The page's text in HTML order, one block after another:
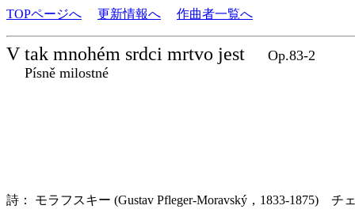
TOPページへ 更新情報へ 作曲者一覧へ
V tak mnohém srdci mrtvo jest
Op.83-2
Písně milostné
詩： モラフスキー (Gustav Pfleger-Moravský，1833-1875) チ